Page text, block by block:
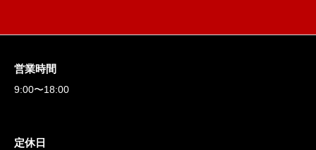
営業時間
9:00〜18:00
定休日